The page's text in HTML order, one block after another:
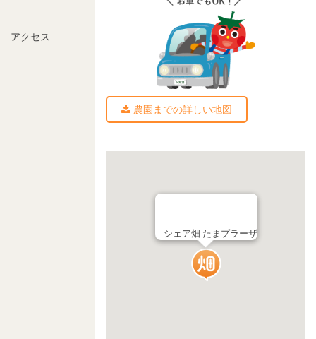
アクセス
農園までの詳しい地図
シェア畑 たまプラーザ